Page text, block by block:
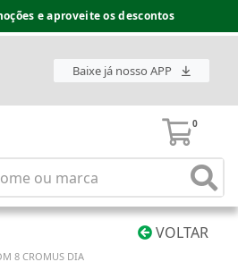
e aproveite os descontos
Baixe já nosso APP
0
VOLTAR
8 CROMUS DIA